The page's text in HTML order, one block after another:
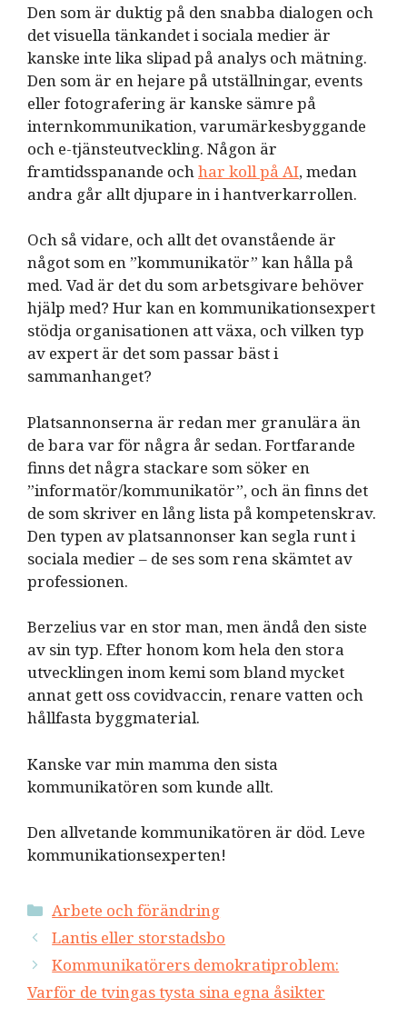
Den som är duktig på den snabba dialogen och
det visuella tänkandet i sociala medier är
kanske inte lika slipad på analys och mätning.
Den som är en hejare på utställningar, events
eller fotografering är kanske sämre på
internkommunikation, varumärkesbyggande
och e-tjänsteutveckling. Någon är
framtidsspanande ochhar koll på AI, medan
andra går allt djupare in i hantverkarrollen.
Och så vidare, och allt det ovanstående är
något som en ”kommunikatör” kan hålla på
med. Vad är det du som arbetsgivare behöver
hjälp med? Hur kan en kommunikationsexpert
stödja organisationen att växa, och vilken typ
av expert är det som passar bäst i
sammanhanget?
Platsannonserna är redan mer granulära än
de bara var för några år sedan. Fortfarande
finns det några stackare som söker en
”informatör/kommunikatör”, och än finns det
de som skriver en lång lista på kompetenskrav.
Den typen av platsannonser kan segla runt i
sociala medier – de ses som rena skämtet av
professionen.
Berzelius var en stor man, men ändå den siste
av sin typ. Efter honom kom hela den stora
utvecklingen inom kemi som bland mycket
annat gett oss covidvaccin, renare vatten och
hållfasta byggmaterial.
Kanske var min mamma den sista
kommunikatören som kunde allt.
Den allvetande kommunikatören är död. Leve
kommunikationsexperten!
Kategorier
Arbete och förändring
Lantis eller storstadsbo
Kommunikatörers demokratiproblem:
Varför de tvingas tysta sina egna åsikter